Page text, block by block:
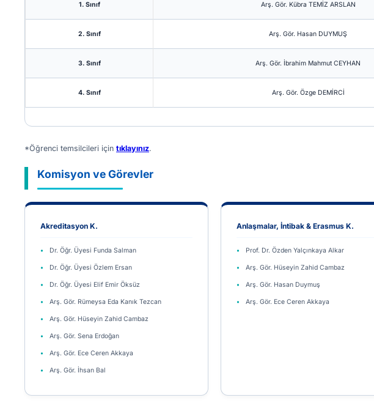
1. Sınıf Arş. Gör. Kübra TEMİZ ARSLAN
2. Sınıf Arş. Gör. Hasan DUYMUŞ
3. Sınıf Arş. Gör. İbrahim Mahmut CEYHAN
4. Sınıf Arş. Gör. Özge DEMİRCİ
*Öğrenci temsilcileri için tıklayınız.
Komisyon ve Görevler
Akreditasyon K.
Dr. Öğr. Üyesi Funda Salman
Dr. Öğr. Üyesi Özlem Ersan
Dr. Öğr. Üyesi Elif Emir Öksüz
Arş. Gör. Rümeysa Eda Kanık Tezcan
Arş. Gör. Hüseyin Zahid Cambaz
Arş. Gör. Sena Erdoğan
Arş. Gör. Ece Ceren Akkaya
Arş. Gör. İhsan Bal
Anlaşmalar, İntibak & Erasmus K.
Prof. Dr. Özden Yalçınkaya Alkar
Arş. Gör. Hüseyin Zahid Cambaz
Arş. Gör. Hasan Duymuş
Arş. Gör. Ece Ceren Akkaya